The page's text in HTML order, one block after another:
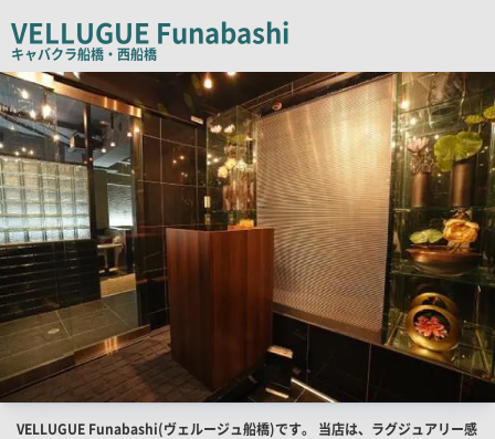
コ
ピ
ー
VELLUGUE Funabashi
キャバクラ船橋・西船橋
店
舗
PR
画
像
店
VELLUGUE Funabashi(ヴェルージュ船橋)です。 当店は、ラグジュアリー感